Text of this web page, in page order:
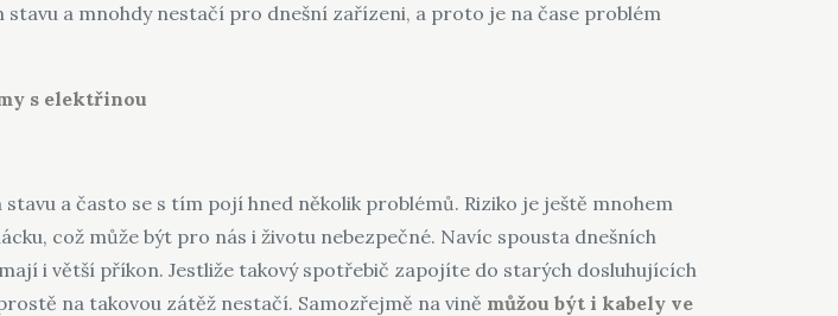
a mnohdy nestačí pro dnešní zařízeni, a proto je na čase problém
s elektřinou
a často se s tím pojí hned několik problémů. Riziko je ještě mnohem
což může být pro nás i životu nebezpečné. Navíc spousta dnešních
i větší příkon. Jestliže takový spotřebič zapojíte do starých dosluhujících
na takovou zátěž nestačí. Samozřejmě na vině můžou být i kabely ve